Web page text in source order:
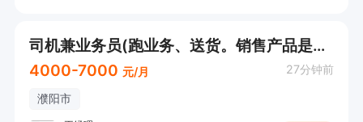
司机兼业务员(跑业务、送货。销售产品是雪糕)
4000-7000 元/月 27分钟前
濮阳市